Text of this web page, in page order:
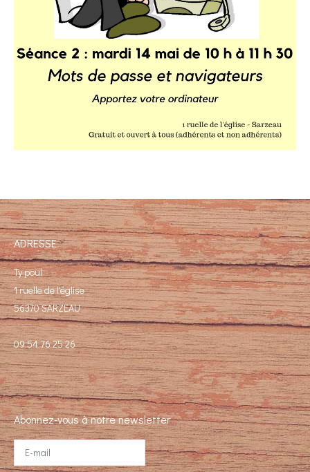
ADRESSE
Ty poul
1 ruelle de l'église
56370 SARZEAU
09 54 76 25 26
Abonnez-vous à notre newsletter